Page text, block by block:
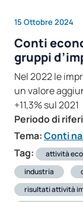
15 Ottobre 2024
Conti
gruppi
Nel 2022 le
un valore
+11,3% sul 2021
Periodo di
Tema:Conti
Tag:
attività
industria
risultati attività